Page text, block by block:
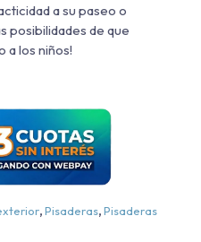
a su paseo o
posibilidades de que
a los niños!
,Pisaderas,Pisaderas